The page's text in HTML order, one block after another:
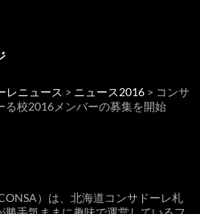
レニュース > ニュース2016 > コンサ
る校2016メンバーの募集を開始
）は、北海道コンサドーレ札